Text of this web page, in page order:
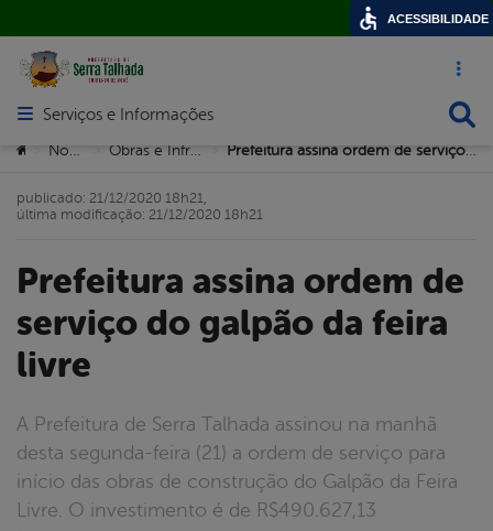
Acesso
Abrir menu principal de navegação
Serviços e Informações
Você está aqui:
> > Obras e Infrastrutura > Prefeitura assina ordem de serviço do galpão da feira livre
Prefeitura assina ordem de
serviço do galpão da feira
livre
A Prefeitura de Serra Talhada assinou na manhã
desta segunda-feira (21) a ordem de serviço para
início das obras de construção do Galpão da Feira
Livre. O investimento é de R$490.627,13
publicado: 21/12/2020 18h21,
última modificação: 21/12/2020 18h21
ACESSIBILIDADE